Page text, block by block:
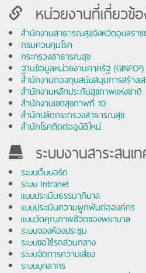
หน่วยงานที่เกี่ยวข้
สำนักงานสาธารณสุขจังหวัดอุบลรา
กรมควบคุมโรค
กระทรวงสาธารณสุข
ฐานข้อมูลหน่วยงานภาครัฐ (GINFO²)
สำนักงานกองทุนสนับสนุนการสร้างเ
สำนักงานหลักประกันสุขภาพแห่งชาติ
สำนักงานเขตสุขภาพที่ 10
สำนักปลัดกระทรวงสาธารณสุข
สำนักโรคติดต่ออุบัติใหม่
ระบบงานสาระสนเ
ระบบเว็บบอร์ด
ระบบ Intranet
แบบประเมินธรรมาภิบาล
แบบประเมินความผูกพันต่อองค์กร
แบบวัดคุณภาพชีวิตของพยาบาล
ระบบจองห้องประชุม
ระบบขอใช้รถส่วนกลาง
ระบบจัดการความเสี่ยง
ระบบบุคลากร